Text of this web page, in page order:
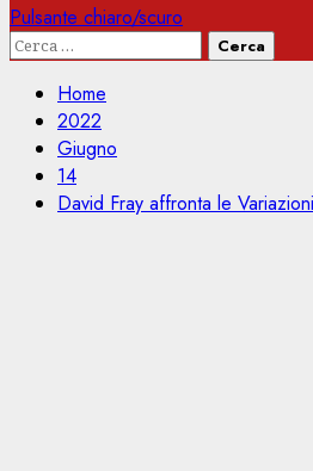
Pulsante chiaro/scuro
Ricerca
Home
2022
Giugno
14
David Fray affronta le